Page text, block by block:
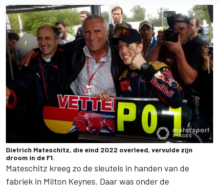
Dietrich Mateschitz, die eind 2022 overleed, vervulde zijn
droom in de F1.
Mateschitz kreeg zo de sleutels in handen van de
fabriek in Milton Keynes. Daar was onder de